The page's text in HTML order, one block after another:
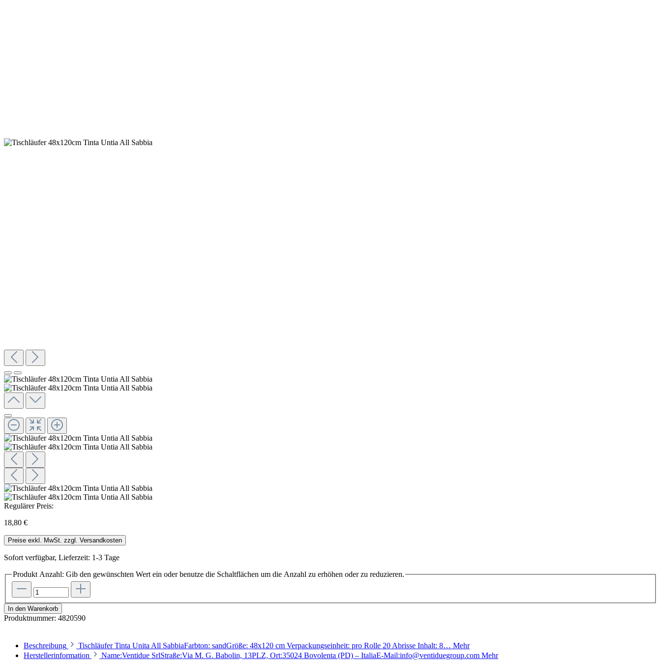
Regulärer Preis:
18,80 €
Preise exkl. MwSt. zzgl. Versandkosten
Sofort verfügbar, Lieferzeit: 1-3 Tage
Produkt Anzahl: Gib den gewünschten Wert ein oder benutze die Schaltflächen um die Anzahl zu erhöhen oder zu reduzieren.
In den Warenkorb
Produktnummer: 4820590
Beschreibung Tischläufer Tinta Unita All SabbiaFarbton: sandGröße: 48x120 cm Verpackungseinheit: pro Rolle 20 Abrisse Inhalt: 8… Mehr
Herstellerinformation
Name:Ventidue SrlStraße:Via M. G. Babolin, 13PLZ, Ort:35024 Bovolenta (PD) – ItaliaE-Mail:info@ventiduegroup.com Mehr